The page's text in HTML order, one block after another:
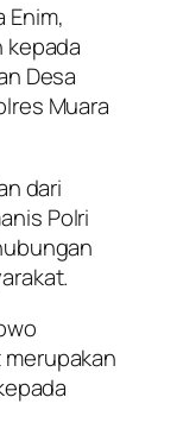
Enim,
kepada
Desa
Muara
dari
Polri